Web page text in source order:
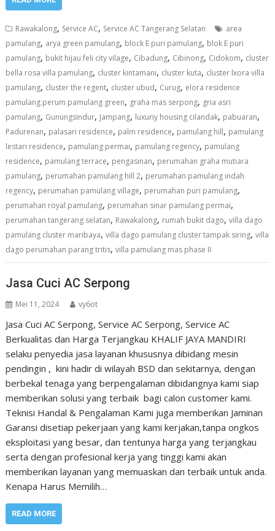
Rawakalong, Service AC, Service AC Tangerang Selatan
area
pamulang, arya green pamulang, block E puri pamulang, blok E puri
pamulang, bukit hijau feli city vilage, Cibadung, Cibinong, Cidokom, cluster
bella rosa villa pamulang, cluster kintamani, cluster kuta, cluster lxora villa
pamulang, cluster the regent, cluster ubud, Curug, elora residence
pamulang.perum pamulang green, graha mas serpong, gria asri
pamulang, Gunungsindur, Jampang, luxuriy housing cilandak, pabuaran,
Padurenan, palasari residence, palm residence, pamulang hill, pamulang
lestari residence, pamulang permai, pamulang regency, pamulang
residence, pamulang terrace, pengasinan, perumahan graha mutiara
pamulang, perumahan pamulang hill 2, perumahan pamulang indah
regency, perumahan pamulang village, perumahan puri pamulang,
perumahan royal pamulang, perumahan sinar pamulang permai,
perumahan tangerang selatan, Rawakalong, rumah bukit dago,villa dago
pamulang cluster maribaya,villa dago pamulang cluster tampak siring,villa
dago perumahan parang tritis,villa pamulang mas phase II
Jasa Cuci AC Serpong
Mei 11, 2024 vy6ot
Jasa Cuci AC Serpong, Service AC Serpong, Service AC
Berkualitas dan Harga Terjangkau KHALIF JAYA MANDIRI
selaku penyedia jasa layanan khususnya dibidang mesin
pendingin , kini hadir di wilayah BSD dan sekitarnya, dengan
berbekal tenaga yang berpengalaman dibidangnya kami siap
memberikan solusi yang terbaik bagi calon customer kami.
Teknisi Handal & Pengalaman Kami juga memberikan Jaminan
Garansi disetiap pekerjaan yang kami kerjakan,tanpa ongkos
eksploitasi yang besar, dan tentunya harga yang terjangkau
serta dengan profesional kerja yang tinggi kami akan
memberikan layanan yang memuaskan dan terbaik untuk anda.
Kenapa Harus Memilih…
READ MORE